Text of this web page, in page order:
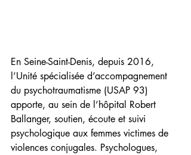
En Seine-Saint-Denis, depuis 2016,
l’Unité spécialisée d’accompagnement
du psychotraumatisme (USAP 93)
apporte, au sein de l’hôpital Robert
Ballanger, soutien, écoute et suivi
psychologique aux femmes victimes de
violences conjugales. Psychologues,